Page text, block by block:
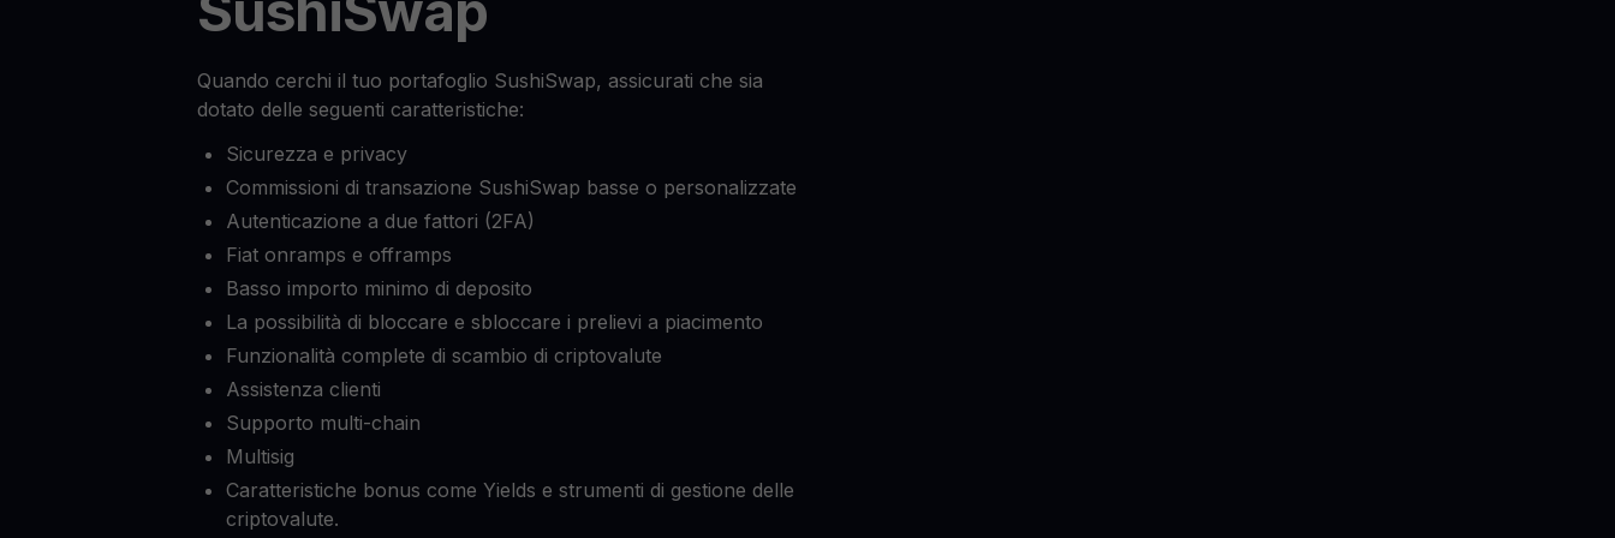
Quando cerchi il tuo portafoglio SushiSwap, assicurati che sia
dotato delle seguenti caratteristiche:
Sicurezza e privacy
Commissioni di transazione SushiSwap basse o personalizzate
Autenticazione a due fattori (2FA)
Fiat onramps e offramps
Basso importo minimo di deposito
La possibilità di bloccare e sbloccare i prelievi a piacimento
Funzionalità complete di scambio di criptovalute
Assistenza clienti
Supporto multi-chain
Multisig
Caratteristiche bonus come Yields e strumenti di gestione delle
criptovalute.